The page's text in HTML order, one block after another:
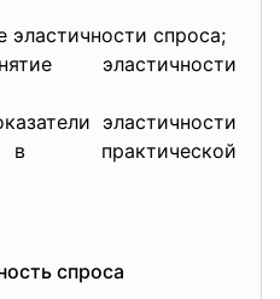
эластичности спроса;
эластичности
эластичности
практической
спроса